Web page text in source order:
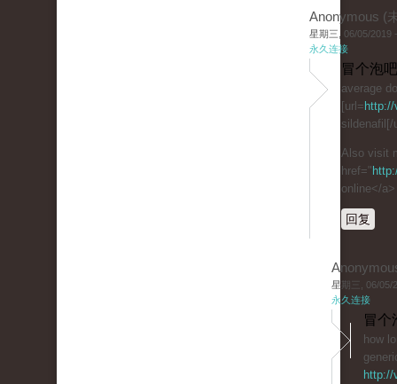
Anonymous (
星期三, 06/05/2019
永久连接
冒个泡
average
[url=
sildenafil[/
Also visit
href="
online</a>
回复
星期三, 06/05/
永久连接
冒个
how
http://